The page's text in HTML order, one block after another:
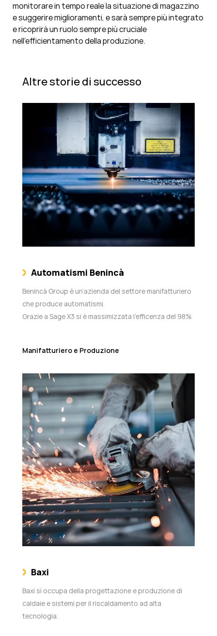
monitorare in tempo reale la situazione di magazzino
e suggerire miglioramenti, e sarà sempre più integrato
e ricoprirà un ruolo sempre più cruciale
nell’efficientamento della produzione.
Altre storie di successo
Automatismi Benincà
Benincà Group è un’azienda del settore manifatturiero
che produce automatismi.
Grazie a Sage X3 si è massimizzata l'efficenza del 98%
Manifatturiero e Produzione
Baxi
Baxi si occupa della progettazione e produzione di
caldaie e sistemi per il riscaldamento ad alta
tecnologia.